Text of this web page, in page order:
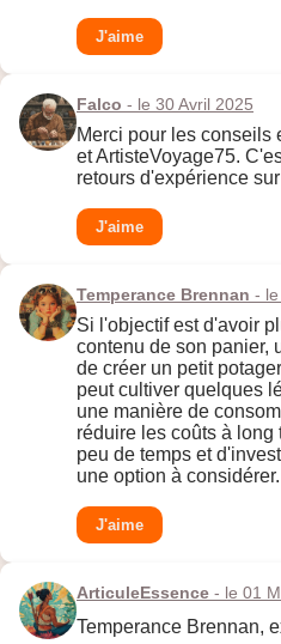
J'aime
Falco - le 30 Avril 2025
Merci pour les conseils
et ArtisteVoyage75.
retours d'expérience
J'aime
Temperance Brennan -
Si l'objectif est d'avoir
contenu de son panier,
de créer un petit
peut cultiver quelques
une manière de
réduire les coûts à
peu de temps et
une option à considérer.
J'aime
ArticuleEssence - le 01
Temperance Brennan,